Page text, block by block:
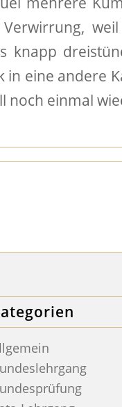
knapp
in eine
noch einmal